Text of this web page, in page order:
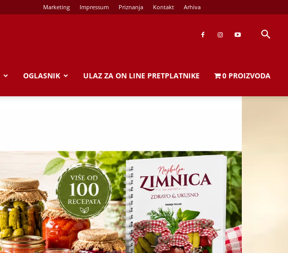
Marketing Impressum Priznanja Kontakt Arhiva
OGLASNIK ULAZ ZA ON LINE PRETPLATNIKE 0 PROIZVODA